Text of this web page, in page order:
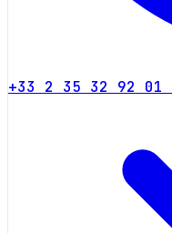
+33 2 35 32 92 01